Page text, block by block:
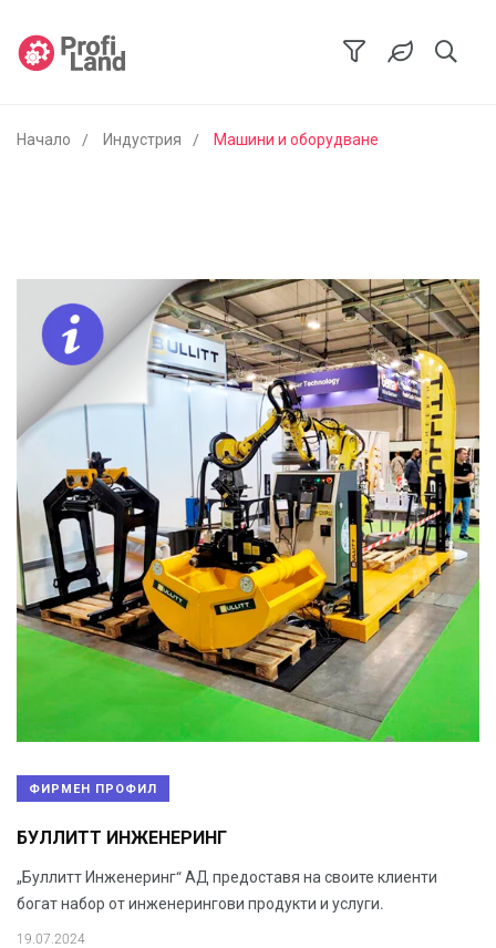
Начало Индустрия Машини и оборудване
ФИРМЕН ПРОФИЛ
БУЛЛИТТ ИНЖЕНЕРИНГ
„Буллитт Инженеринг“ АД предоставя на своите клиенти
богат набор от инженерингови продукти и услуги.
19.07.2024